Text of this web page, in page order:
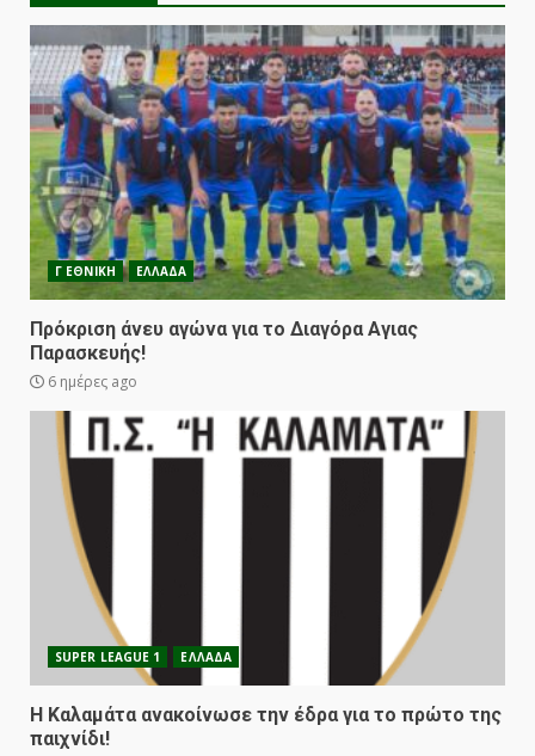
Γ ΕΘΝΙΚΗ ΕΛΛΑΔΑ
Πρόκριση άνευ αγώνα για το Διαγόρα Αγιας
Παρασκευής!
6 ημέρες ago
SUPER LEAGUE 1 ΕΛΛΑΔΑ
Η Καλαμάτα ανακοίνωσε την έδρα για το πρώτο της
παιχνίδι!